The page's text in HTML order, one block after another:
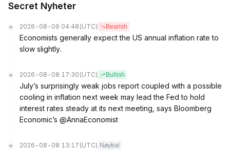
Secret Nyheter
2026-08-09 04:48 (UTC) Bearish
Economists generally expect the US annual inflation rate to
slow slightly.
2026-08-08 17:30 (UTC) Bullish
July’s surprisingly weak jobs report coupled with a possible
cooling in inflation next week may lead the Fed to hold
interest rates steady at its next meeting, says Bloomberg
Economic’s @AnnaEconomist
2026-08-08 13:17 (UTC) Nøytral